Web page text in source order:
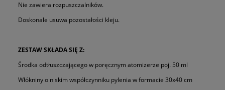
Nie zawiera rozpuszczalników.
Doskonale usuwa pozostałości kleju.
ZESTAW SKŁADA SIĘ Z:
Środka odtłuszczającego w poręcznym atomizerze poj. 50 ml
Włókniny o niskim współczynniku pylenia w formacie 30x40 cm